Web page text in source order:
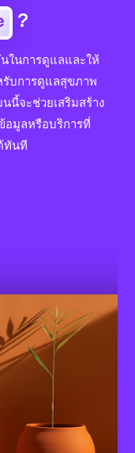
?
ในการดูแลและให้
รับการดูแลสุขภาพ
นี้จะช่วยเสริมสร้าง
มูลหรือบริการที่
ทันที